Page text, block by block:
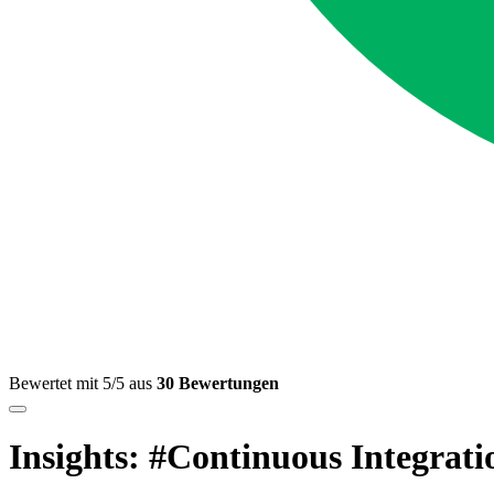
Bewertet mit 5/5 aus 30 Bewertungen
Insights: #Continuous